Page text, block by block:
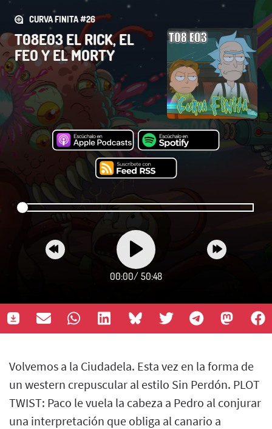
CURVA FINITA #26
T08E03 EL RICK, EL
FEO Y EL MORTY
00:00/ 50:48
Volvemos a la Ciudadela. Esta vez en la forma de
un western crepuscular al estilo Sin Perdón. PLOT
TWIST: Paco le vuela la cabeza a Pedro al conjurar
una interpretación que obliga al canario a